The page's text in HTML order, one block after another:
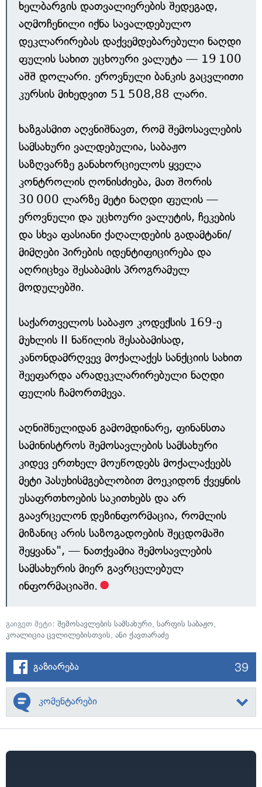
ხელბარგის დათვალიერების შედეგად,
აღმოჩენილი იქნა სავალდებულო
დეკლარირებას დაქვემდებარებული ნაღდი
ფულის სახით უცხოური ვალუტა — 19 100
აშშ დოლარი. ეროვნული ბანკის გაცვლითი
კურსის მიხედვით 51 508,88 ლარი.
ხაზგასმით აღვნიშნავთ, რომ შემოსავლების
სამსახური ვალდებულია, საბაჟო
საზღვარზე განახორციელოს ყველა
კონტროლის ღონისძიება, მათ შორის
30 000 ლარზე მეტი ნაღდი ფულის —
ეროვნული და უცხოური ვალუტის, ჩეკების
და სხვა ფასიანი ქაღალდების გადამტანი/
მიმღები პირების იდენტიფიცირება და
აღრიცხვა შესაბამის პროგრამულ
მოდულებში.
საქართველოს საბაჟო კოდექსის 169-ე
მუხლის II ნაწილის შესაბამისად,
კანონდამრღვევ მოქალაქეს სანქციის სახით
შეეფარდა არადეკლარირებული ნაღდი
ფულის ჩამორთმევა.
აღნიშნულიდან გამომდინარე, ფინანსთა
სამინისტროს შემოსავლების სამსახური
კიდევ ერთხელ მოუწოდებს მოქალაქეებს
მეტი პასუხისმგებლობით მოეკიდონ ქვეყნის
უსაფრთხოების საკითხებს და არ
გაავრცელონ დეზინფორმაცია, რომლის
მიზანიც არის საზოგადოების შეცდომაში
შეყვანა", — ნათქვამია შემოსავლების
სამსახურის მიერ გავრცელებულ
ინფორმაციაში.
გაიგეთ მეტი: შემოსავლების სამსახური, სარფის საბაჟო,
კოალიცია ცვლილებისთვის, ანი ქავთარაძე
გაზიარება 39
კომენტარები